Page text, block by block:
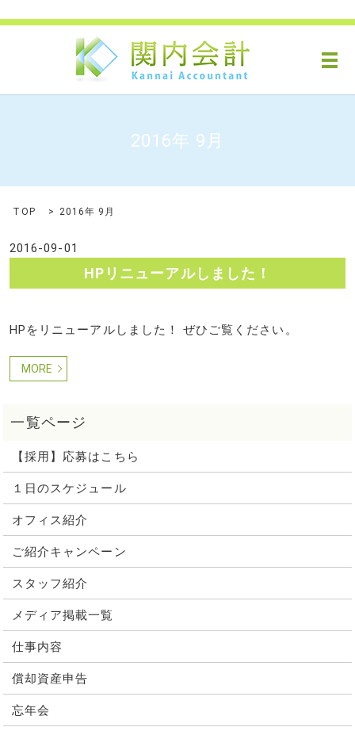
メ
2016年 9月
TOP 2016年 9月
2016-09-01
HPリニューアルしました！
HPをリニューアルしました！ ぜひご覧ください。
MORE
【採用】応募はこちら
１日のスケジュール
オフィス紹介
ご紹介キャンペーン
スタッフ紹介
メディア掲載一覧
仕事内容
償却資産申告
忘年会